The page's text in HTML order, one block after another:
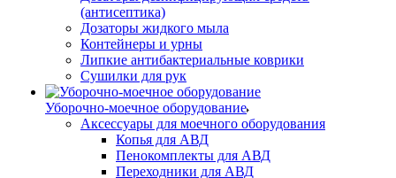
(антисептика)
Дозаторы жидкого мыла
Контейнеры и урны
Липкие антибактериальные коврики
Сушилки для рук
Уборочно-моечное оборудование
Аксессуары для моечного оборудования
Копья для АВД
Пенокомплекты для АВД
Переходники для АВД